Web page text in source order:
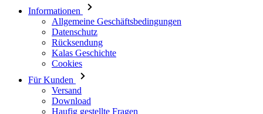
Informationen
Allgemeine Geschäftsbedingungen
Datenschutz
Rücksendung
Kalas Geschichte
Cookies
Für Kunden
Versand
Download
Haufig gestellte Fragen